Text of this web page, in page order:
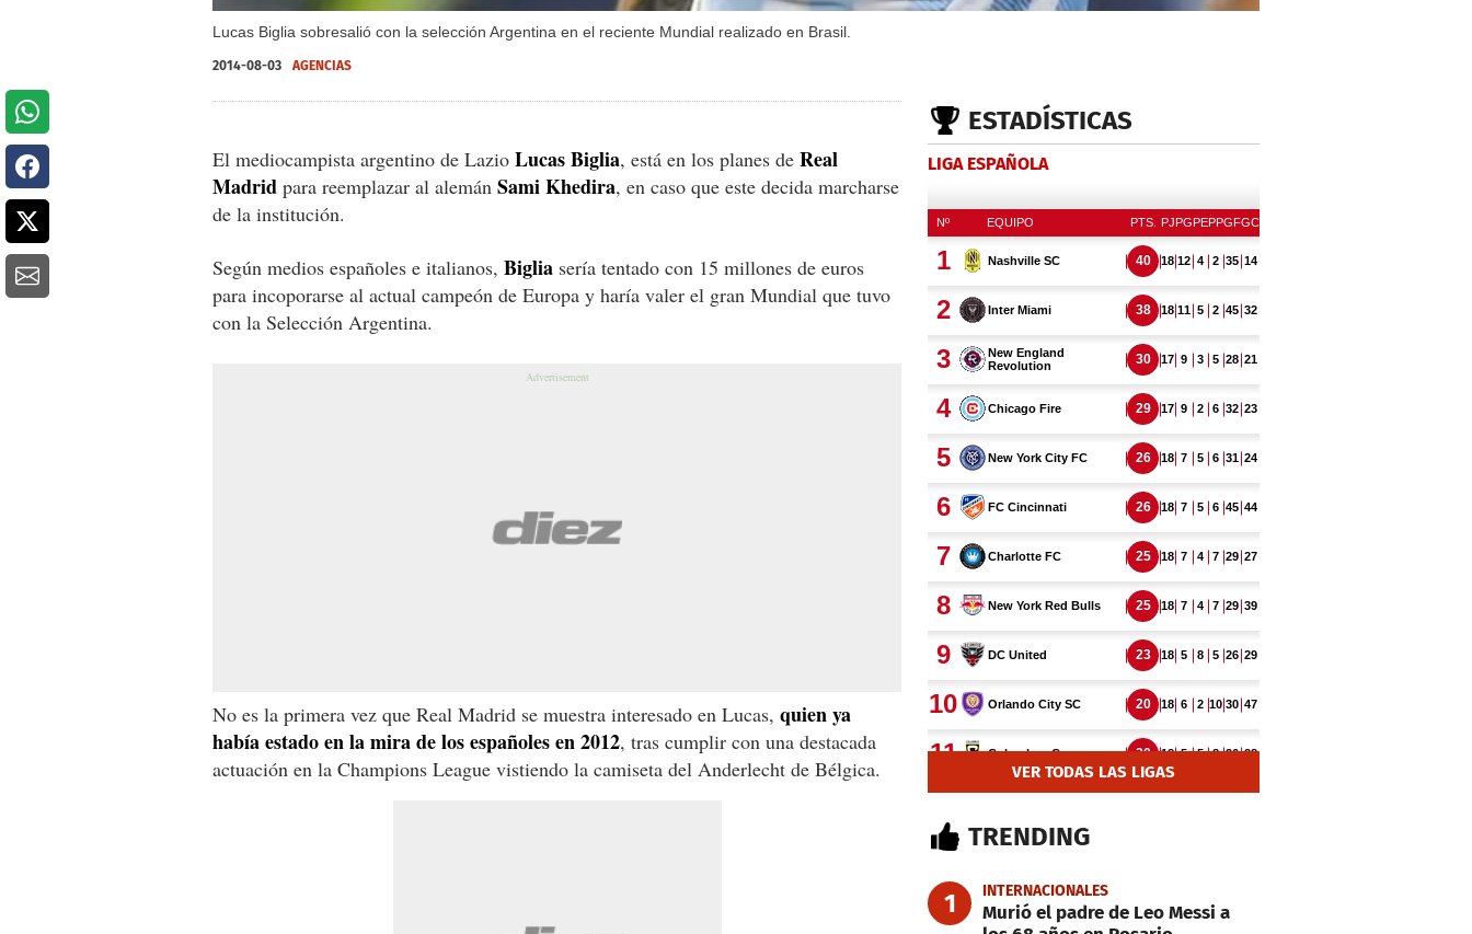
Lucas Biglia sobresalió con la selección Argentina en el reciente Mundial realizado en Brasil.
2014-08-03 AGENCIAS
El mediocampista argentino de Lazio Lucas Biglia, está en los planes de Real
Madrid para reemplazar al alemán Sami Khedira, en caso que este decida marcharse
de la institución.
Según medios españoles e italianos, Biglia sería tentado con 15 millones de euros
para incoporarse al actual campeón de Europa y haría valer el gran Mundial que tuvo
con la Selección Argentina.
No es la primera vez que Real Madrid se muestra interesado en Lucas, quien ya
había estado en la mira de los españoles en 2012, tras cumplir con una destacada
actuación en la Champions League vistiendo la camiseta del Anderlecht de Bélgica.
ESTADÍSTICAS
LIGA ESPAÑOLA
VER TODAS LAS LIGAS
TRENDING
1 INTERNACIONALES
Murió el padre de Leo Messi a